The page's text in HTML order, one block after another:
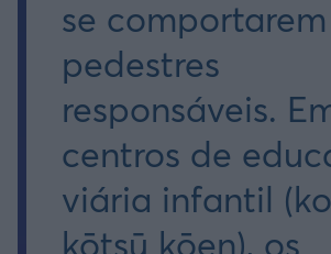
se
pedestres
responsáveis.
centros de
viária infantil
kōtsū kōen), os